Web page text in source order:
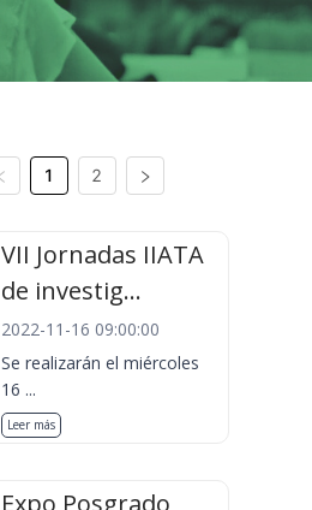
1 2
VII Jornadas IIATA
de investig...
2022-11-16 09:00:00
Se realizarán el miércoles
16 ...
Leer más
Expo Posgrado